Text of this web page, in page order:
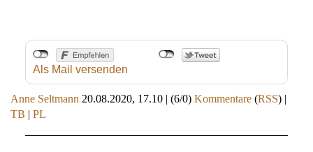
Als Mail versenden
Anne Seltmann 20.08.2020, 17.10 | (6/0) Kommentare (RSS) |
TB | PL